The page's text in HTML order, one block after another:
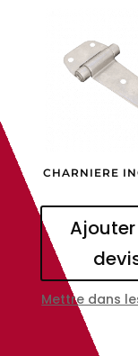
CHARNIERE
Mettre dans